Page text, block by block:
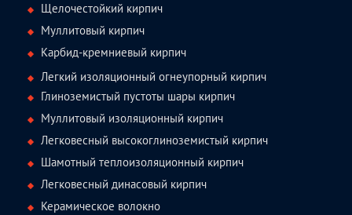
Щелочестойкий кирпич
Муллитовый кирпич
Карбид-кремниевый кирпич
Легкий изоляционный огнеупорный кирпич
Глиноземистый пустоты шары кирпич
Муллитовый изоляционный кирпич
Легковесный высокоглиноземистый кирпич
Шамотный теплоизоляционный кирпич
Легковесный динасовый кирпич
Керамическое волокно